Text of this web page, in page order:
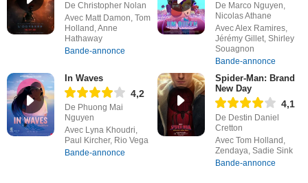
De Christopher Nolan
Avec Matt Damon, Tom
Holland, Anne
Hathaway
Bande-annonce
De Marco Nguyen,
Nicolas Athane
Avec Alex Ramires,
Jérémy Gillet, Shirley
Souagnon
Bande-annonce
In Waves
4,2
De Phuong Mai
Nguyen
Avec Lyna Khoudri,
Paul Kircher, Rio Vega
Bande-annonce
Spider-Man: Brand
New Day
4,1
De Destin Daniel
Cretton
Avec Tom Holland,
Zendaya, Sadie Sink
Bande-annonce